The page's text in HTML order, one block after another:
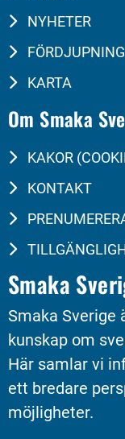
NYHETER
FÖRDJUPNING
KARTA
Om Smaka
KAKOR
KONTAKT
Smaka
Smaka Sverige
kunskap om
Här samlar vi
ett bredare
möjligheter.